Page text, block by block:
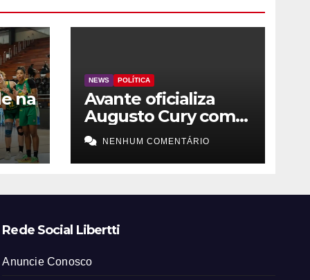
na
NEWS POLÍTICA
Avante oficializa
Augusto Cury como
candidato à
Presidência
NENHUM COMENTÁRIO
Rede Social Libertti
Anuncie Conosco